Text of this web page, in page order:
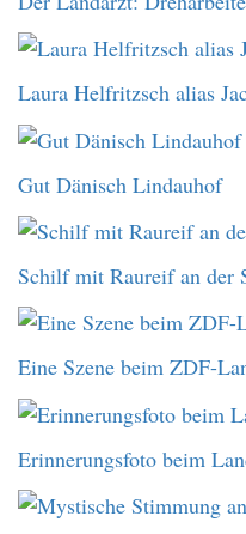
Laura Helfritzsch alias
Gut Dänisch Lindauhof
Schilf mit Raureif an der
Eine Szene beim ZDF-
Erinnerungsfoto beim